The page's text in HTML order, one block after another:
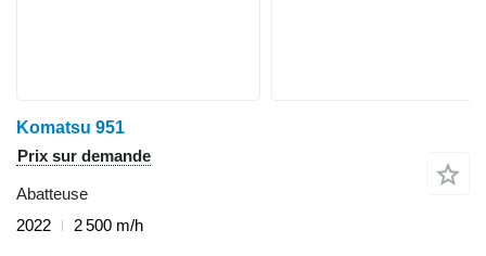
Komatsu 951
Prix sur demande
Abatteuse
2022
2 500 m/h